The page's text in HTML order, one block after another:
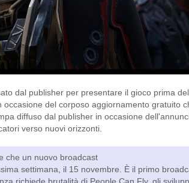
dal publisher per presentare il gioco prima
del corposo aggiornamento gratuito
diffuso dal publisher in occasione
verso nuovi orizzonti.
che un nuovo broadcast
settimana, il 15 novembre. È il primo